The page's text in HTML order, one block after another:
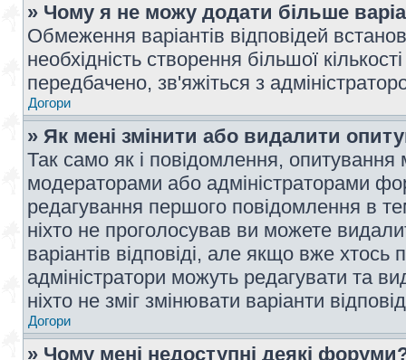
» Чому я не можу додати більше
Обмеження варіантів відповідей
необхідність створення більшої
передбачено, зв'яжіться з
Догори
» Як мені змінити або видалити
Так само як і повідомлення,
модераторами або адміністраторами
редагування першого повідомлення в
ніхто не проголосував ви можете
варіантів відповіді, але якщо вже
адміністратори можуть редагувати та
ніхто не зміг змінювати варіанти
Догори
» Чому мені недоступні деякі